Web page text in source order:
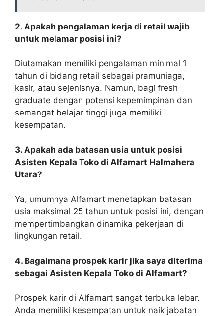
2. Apakah pengalaman kerja di retail wajib
untuk melamar posisi ini?
Diutamakan memiliki pengalaman minimal 1
tahun di bidang retail sebagai pramuniaga,
kasir, atau sejenisnya. Namun, bagi fresh
graduate dengan potensi kepemimpinan dan
semangat belajar tinggi juga memiliki
kesempatan.
3. Apakah ada batasan usia untuk posisi
Asisten Kepala Toko di Alfamart Halmahera
Utara?
Ya, umumnya Alfamart menetapkan batasan
usia maksimal 25 tahun untuk posisi ini, dengan
mempertimbangkan dinamika pekerjaan di
lingkungan retail.
4. Bagaimana prospek karir jika saya diterima
sebagai Asisten Kepala Toko di Alfamart?
Prospek karir di Alfamart sangat terbuka lebar.
Anda memiliki kesempatan untuk naik jabatan